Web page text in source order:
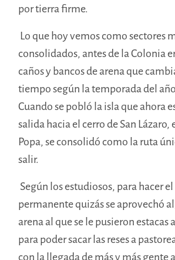
por tierra firme.
Lo que hoy vemos como sectores
consolidados, antes de la Colonia
caños y bancos de arena que
tiempo según la temporada del
Cuando se pobló la isla que ahora
salida hacia el cerro de San Lázaro,
Popa, se consolidó como la ruta
salir.
Según los estudiosos, para hacer
permanente quizás se aprovechó
arena al que se le pusieron estacas
para poder sacar las reses a
con la llegada de más y más gente